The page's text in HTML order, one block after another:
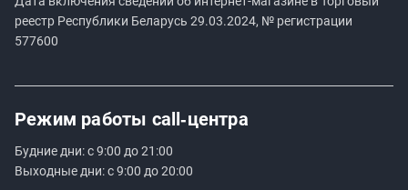
реестр Республики Беларусь 29.03.2024, № регистрации
577600
Режим работы call‑центра
Будние дни: с 9:00 до 21:00
Выходные дни: с 9:00 до 20:00